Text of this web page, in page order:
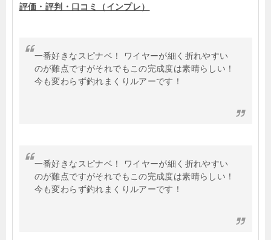
評価・評判・口コミ（インプレ）
一番好きなスピナベ！ ワイヤーが細く折れやすい
のが難点ですがそれでもこの完成度は素晴らしい！
今も変わらず釣れまくりルアーです！
一番好きなスピナベ！ ワイヤーが細く折れやすい
のが難点ですがそれでもこの完成度は素晴らしい！
今も変わらず釣れまくりルアーです！